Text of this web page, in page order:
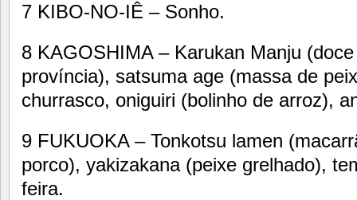
7 KIBO-NO-IÊ – Sonho.
8 KAGOSHIMA – Karukan Manju
província), satsuma age (massa de
churrasco, oniguiri (bolinho de arroz),
9 FUKUOKA – Tonkotsu lamen
porco), yakizakana (peixe grelhado),
feira.